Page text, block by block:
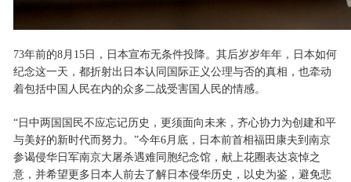
73年前的8月15日，日本宣布无条件投降。其后岁岁年年，日本如何
纪念这一天，都折射出日本认同国际正义公理与否的真相，也牵动
着包括中国人民在内的众多二战受害国人民的情感。
“日中两国国民不应忘记历史，更须面向未来，齐心协力为创建和平
与美好的新时代而努力。”今年6月底，日本前首相福田康夫到南京
参谒侵华日军南京大屠杀遇难同胞纪念馆，献上花圈表达哀悼之
意，并希望更多日本人前去了解日本侵华历史，以史为鉴，避免悲